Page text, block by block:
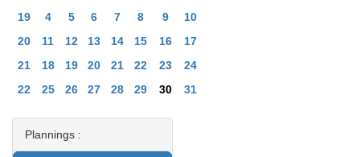
19
4 5 6 7 8 9
10
20
11 12 13 14 15 16
17
21
18 19 20 21 22 23
24
22
25 26 27 28 29 30 31
Plannings :